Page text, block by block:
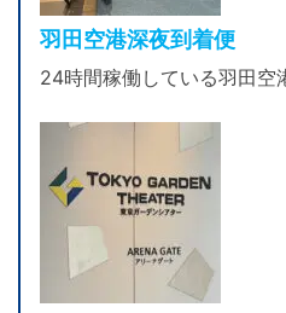
羽田空港深夜到着便
24時間稼働している羽田空